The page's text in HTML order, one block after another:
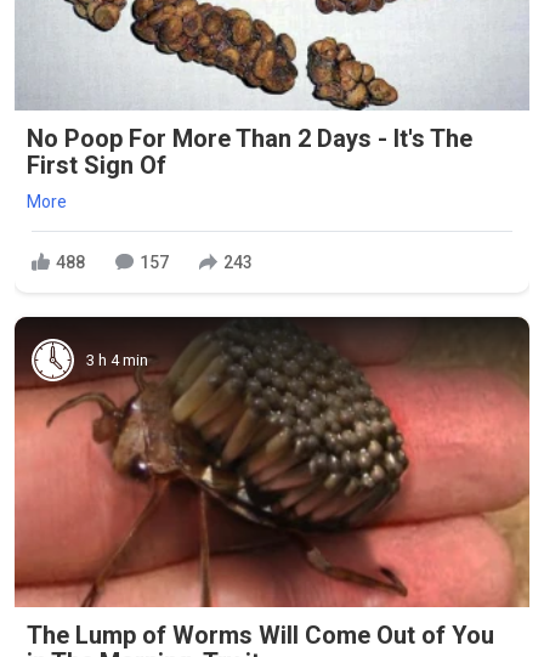
No Poop For More Than 2 Days - It's The
First Sign Of
More
488 157 243
3 h 4 min
The Lump of Worms Will Come Out of You